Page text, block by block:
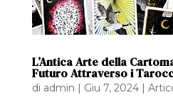
L’Antica Arte della
Futuro Attraverso i
di admin | Giu 7, 2024|